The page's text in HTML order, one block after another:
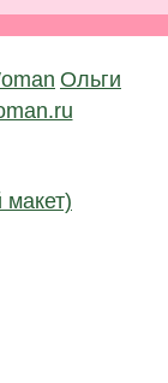
Ольги